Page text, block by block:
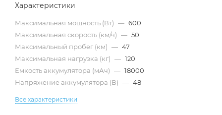
Характеристики
Максимальная мощность (Вт) — 600
Максимальная скорость (км/ч) — 50
Максимальный пробег (км) — 47
Максимальная нагрузка (кг) — 120
Емкость аккумулятора (мАч) — 18000
Напряжение аккумулятора (В) — 48
Все характеристики